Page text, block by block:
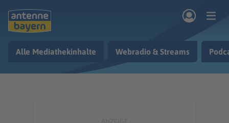
Kontakt
Alle Mediathekinhalte Webradio & Streams